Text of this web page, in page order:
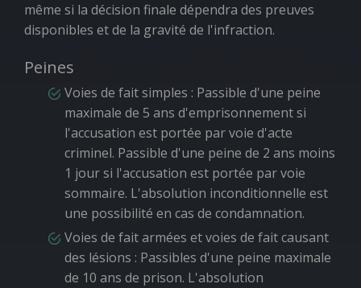
même si la décision finale dépendra des preuves
disponibles et de la gravité de l'infraction.
Peines
Voies de fait simples : Passible d'une peine
maximale de 5 ans d'emprisonnement si
l'accusation est portée par voie d'acte
criminel. Passible d'une peine de 2 ans moins
1 jour si l'accusation est portée par voie
sommaire. L'absolution inconditionnelle est
une possibilité en cas de condamnation.
Voies de fait armées et voies de fait causant
des lésions : Passibles d'une peine maximale
de 10 ans de prison. L'absolution